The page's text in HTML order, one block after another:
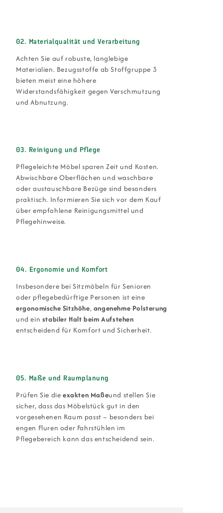
02. Materialqualität und Verarbeitung
Achten Sie auf robuste, langlebige
Materialien. Bezugsstoffe ab Stoffgruppe 3
bieten meist eine höhere
Widerstandsfähigkeit gegen Verschmutzung
und Abnutzung.
03. Reinigung und Pflege
Pflegeleichte Möbel sparen Zeit und Kosten.
Abwischbare Oberflächen und waschbare
oder austauschbare Bezüge sind besonders
praktisch. Informieren Sie sich vor dem Kauf
über empfohlene Reinigungsmittel und
Pflegehinweise.
04. Ergonomie und Komfort
Insbesondere bei Sitzmöbeln für Senioren
oder pflegebedürftige Personen ist eine
ergonomische Sitzhöhe, angenehme Polsterung
und ein stabiler Halt beim Aufstehen
entscheidend für Komfort und Sicherheit.
05. Maße und Raumplanung
Prüfen Sie die exakten Maßeund stellen Sie
sicher, dass das Möbelstück gut in den
vorgesehenen Raum passt – besonders bei
engen Fluren oder Fahrstühlen im
Pflegebereich kann das entscheidend sein.